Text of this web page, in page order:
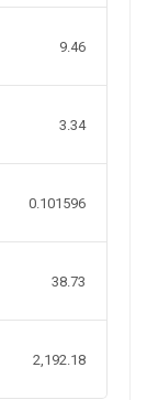
9.46
3.34
0.101596
38.73
2,192.18